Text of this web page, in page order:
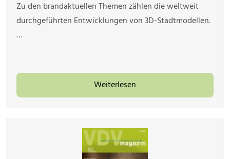
Zu den brandaktuellen Themen zählen die weltweit
durchgeführten Entwicklungen von 3D-Stadtmodellen.
…
Weiterlesen